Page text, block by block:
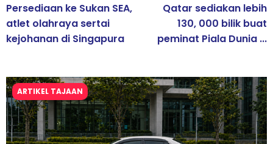
Persediaan ke Sukan SEA,
atlet olahraya sertai
kejohanan di Singapura
Qatar sediakan lebih
130, 000 bilik buat
peminat Piala Dunia ...
ARTIKEL TAJAAN